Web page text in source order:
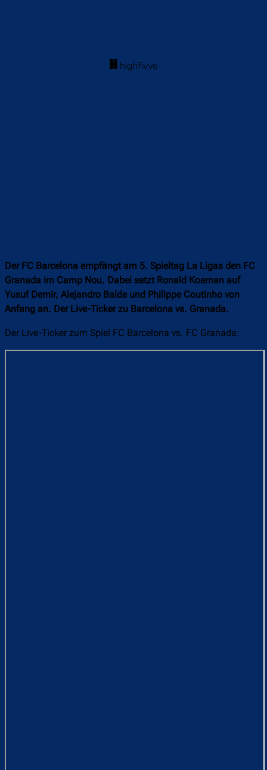
Der FC Barcelona empfängt am 5. Spieltag La Ligas den FC
Granada im Camp Nou. Dabei setzt Ronald Koeman auf
Yusuf Demir, Alejandro Balde und Philippe Coutinho von
Anfang an. Der Live-Ticker zu Barcelona vs. Granada.
Der Live-Ticker zum Spiel FC Barcelona vs. FC Granada: